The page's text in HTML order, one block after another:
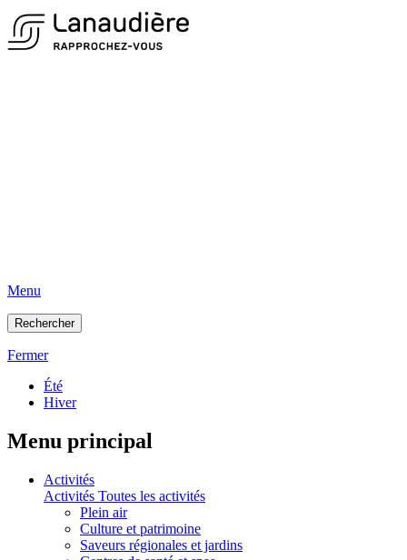
Menu
Rechercher
Fermer
Été
Hiver
Menu principal
Activités
Activités Toutes les activités
Plein air
Culture et patrimoine
Saveurs régionales et jardins